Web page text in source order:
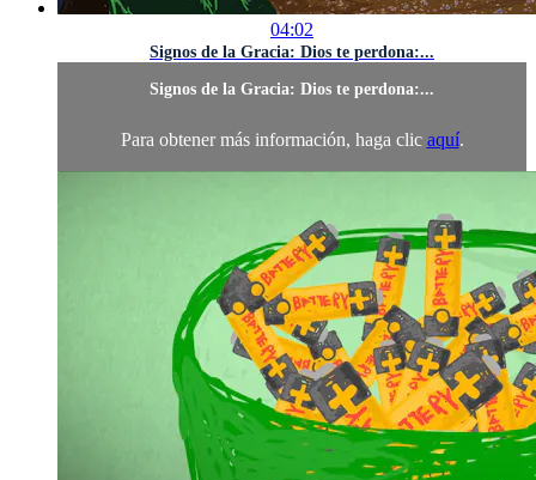
04:02
Signos de la Gracia: Dios te perdona:...
Signos de la Gracia: Dios te perdona:...
Para obtener más información, haga clic aquí.